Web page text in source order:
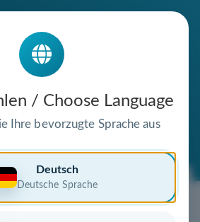
/ Choose Language
Ihre bevorzugte Sprache aus
Deutsch
Deutsche Sprache